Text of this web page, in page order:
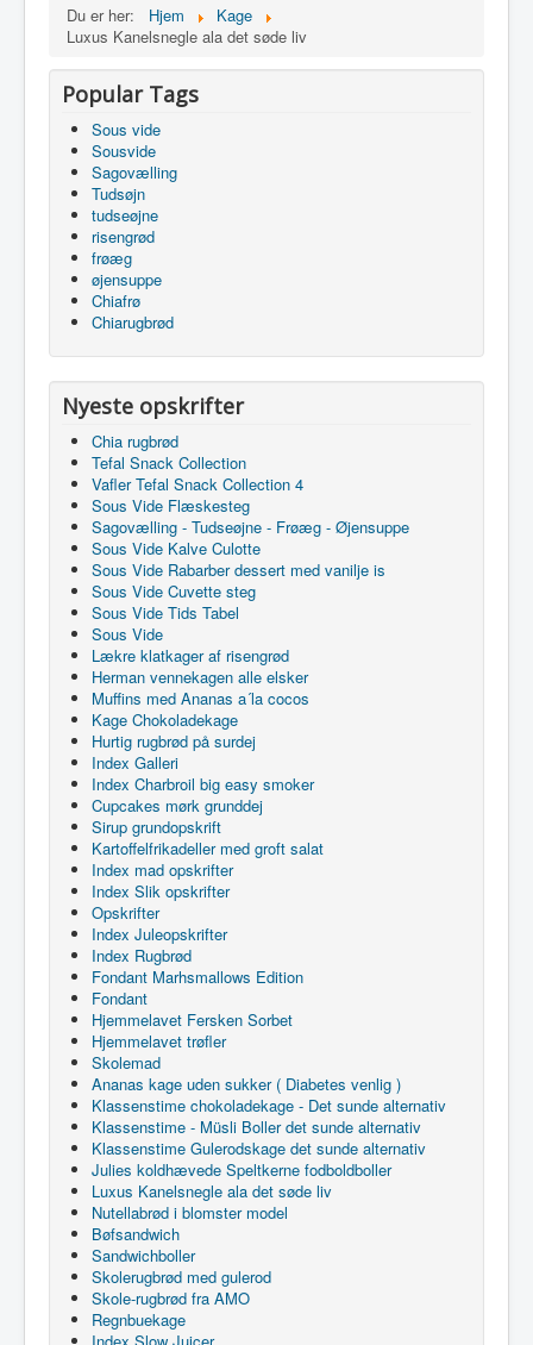
Du er her: Hjem
Kage
Luxus Kanelsnegle ala det søde liv
Popular Tags
Sous vide
Sousvide
Sagovælling
Tudsøjn
tudseøjne
risengrød
frøæg
øjensuppe
Chiafrø
Chiarugbrød
Nyeste opskrifter
Chia rugbrød
Tefal Snack Collection
Vafler Tefal Snack Collection 4
Sous Vide Flæskesteg
Sagovælling - Tudseøjne - Frøæg - Øjensuppe
Sous Vide Kalve Culotte
Sous Vide Rabarber dessert med vanilje is
Sous Vide Cuvette steg
Sous Vide Tids Tabel
Sous Vide
Lækre klatkager af risengrød
Herman vennekagen alle elsker
Muffins med Ananas a´la cocos
Kage Chokoladekage
Hurtig rugbrød på surdej
Index Galleri
Index Charbroil big easy smoker
Cupcakes mørk grunddej
Sirup grundopskrift
Kartoffelfrikadeller med groft salat
Index mad opskrifter
Index Slik opskrifter
Opskrifter
Index Juleopskrifter
Index Rugbrød
Fondant Marhsmallows Edition
Fondant
Hjemmelavet Fersken Sorbet
Hjemmelavet trøfler
Skolemad
Ananas kage uden sukker ( Diabetes venlig )
Klassenstime chokoladekage - Det sunde alternativ
Klassenstime - Müsli Boller det sunde alternativ
Klassenstime Gulerodskage det sunde alternativ
Julies koldhævede Speltkerne fodboldboller
Luxus Kanelsnegle ala det søde liv
Nutellabrød i blomster model
Bøfsandwich
Sandwichboller
Skolerugbrød med gulerod
Skole-rugbrød fra AMO
Regnbuekage